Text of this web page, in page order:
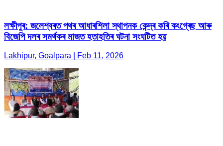
লক্ষীপুৰ: জলেশ্বৰত পথৰ আধাৰশিলা স্থাপনক কেন্দ্ৰ কৰি কংগ্ৰেছ আৰু
বিজেপি দলৰ সমৰ্থকৰ মাজত হতাহতিৰ ঘটনা সংঘটিত হয়
Lakhipur, Goalpara | Feb 11, 2026